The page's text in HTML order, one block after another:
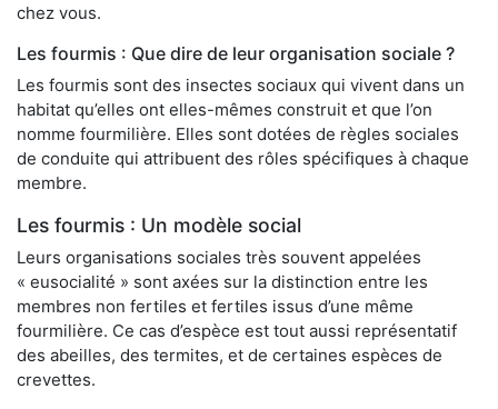
chez vous.
Les fourmis : Que dire de leur organisation sociale ?
Les fourmis sont des insectes sociaux qui vivent dans un
habitat qu’elles ont elles-mêmes construit et que l’on
nomme fourmilière. Elles sont dotées de règles sociales
de conduite qui attribuent des rôles spécifiques à chaque
membre.
Les fourmis : Un modèle social
Leurs organisations sociales très souvent appelées
« eusocialité » sont axées sur la distinction entre les
membres non fertiles et fertiles issus d’une même
fourmilière. Ce cas d’espèce est tout aussi représentatif
des abeilles, des termites, et de certaines espèces de
crevettes.